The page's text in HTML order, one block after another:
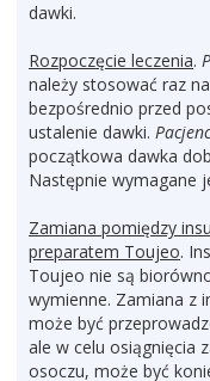
dawki.
Rozpoczęcie leczenia.
należy stosować raz
bezpośrednio przed
ustalenie dawki.
początkowa dawka
Następnie wymagane
Zamiana pomiędzy
preparatem Toujeo.
Toujeo nie są
wymienne. Zamiana z
może być
ale w celu osiągnięcia
osoczu, może być